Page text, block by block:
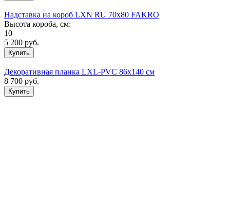
Надставка на короб LXN RU 70х80 FAKRO
Высота короба, см:
10
5 200 руб.
Декоративная планка LXL-PVC 86х140 см
8 700 руб.